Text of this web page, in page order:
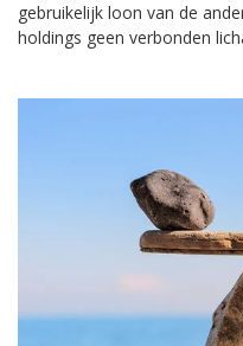
gebruikelijk loon van de
holdings geen verbonden